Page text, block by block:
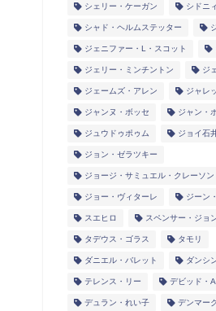
シェリー・ケーガン シドニ
シャド・ヘルムステッター
ジェニファー・L・スコット
ジェリー・ミンチントン ジ
ジェームズ・アレン ジャレ
ジャンヌ・ボッセ ジャン・
ジュウドゥポゥム ジョイ石
ジョン・ゼラツキー
ジョージ・サミュエル・クレーソン
ジョー・ヴィターレ ジーン
スエヒロ スペンサー・ジョ
タデウス・ゴラス タモリ
ダニエル・バレット ダンシ
テレンス・リー デビッド・
デュラン・れい子 デンマーク